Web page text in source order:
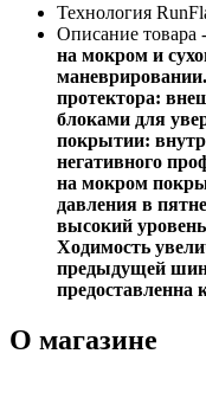
Технология
Описание товара
на мокром и
протектора:
блоками для
покрытии:
негативного
на мокром
давления в
высокий
Ходимость
предыдущей
О магазине